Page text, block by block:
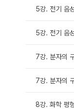
5강. 전기 음
5강. 전기 음
7강. 분자의
7강. 분자의
8강. 화학 평